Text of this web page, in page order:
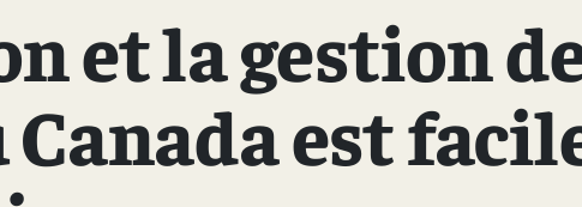
et la gestion
Canada est